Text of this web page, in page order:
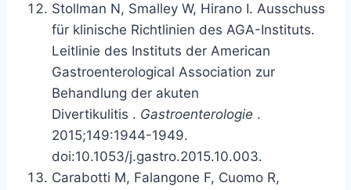
Stollman N, Smalley W, Hirano I. Ausschuss
für klinische Richtlinien des AGA-Instituts.
Leitlinie des Instituts der American
Gastroenterological Association zur
Behandlung der akuten
Divertikulitis . Gastroenterologie .
2015;149:1944-1949.
doi:10.1053/j.gastro.2015.10.003.
Carabotti M, Falangone F, Cuomo R,